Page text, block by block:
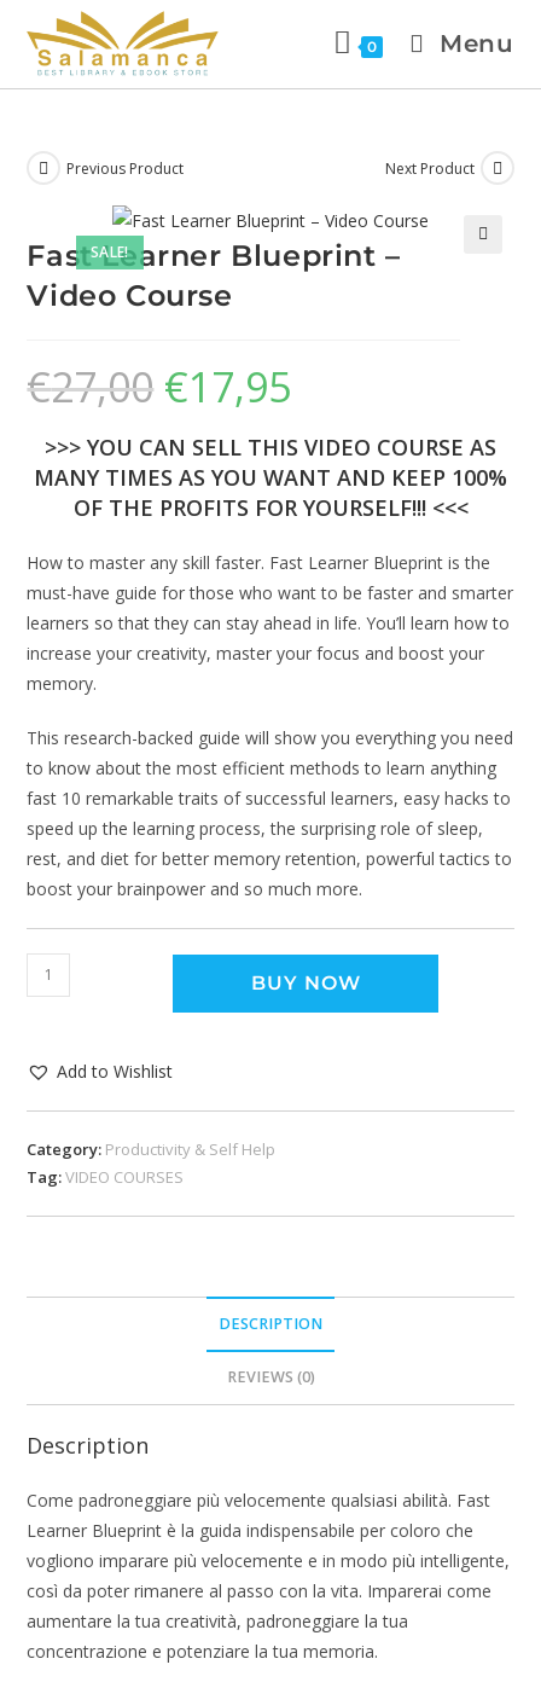
0 Menu
SALE!
Previous Product Next Product
Fast Learner Blueprint –
Video Course
€27,00 €17,95
>>> YOU CAN SELL THIS VIDEO COURSE AS
MANY TIMES AS YOU WANT AND KEEP 100%
OF THE PROFITS FOR YOURSELF!!! <<<
How to master any skill faster. Fast Learner Blueprint is the
must-have guide for those who want to be faster and smarter
learners so that they can stay ahead in life. You’ll learn how to
increase your creativity, master your focus and boost your
memory.
This research-backed guide will show you everything you need
to know about the most efficient methods to learn anything
fast 10 remarkable traits of successful learners, easy hacks to
speed up the learning process, the surprising role of sleep,
rest, and diet for better memory retention, powerful tactics to
boost your brainpower and so much more.
BUY NOW
Add to Wishlist
Category: Productivity & Self Help
Tag:VIDEO COURSES
DESCRIPTION
REVIEWS (0)
Description
Come padroneggiare più velocemente qualsiasi abilità. Fast
Learner Blueprint è la guida indispensabile per coloro che
vogliono imparare più velocemente e in modo più intelligente,
così da poter rimanere al passo con la vita. Imparerai come
aumentare la tua creatività, padroneggiare la tua
concentrazione e potenziare la tua memoria.